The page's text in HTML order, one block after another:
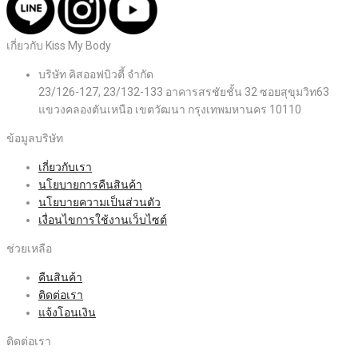
เกี่ยวกับ Kiss My Body
บริษัท คิสออฟบิวตี้ จำกัด
23/126-127, 23/132-133 อาคารสรชัยชั้น 32 ซอยสุขุมวิท63
แขวงคลองตันเหนือ เขตวัฒนา กรุงเทพมหานคร 10110
ข้อมูลบริษัท
เกี่ยวกับเรา
นโยบายการคืนสินค้า
นโยบายความเป็นส่วนตัว
เงื่อนไขการใช้งานเว็บไซต์
ช่วยเหลือ
คืนสินค้า
ติดต่อเรา
แจ้งโอนเงิน
ติดต่อเรา